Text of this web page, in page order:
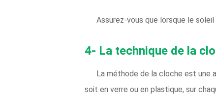
Assurez-vous que lorsque le
4- La technique de la
La méthode de la cloche est une
soit en verre ou en plastique, sur